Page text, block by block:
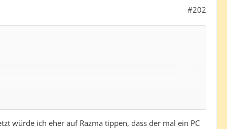
#202
würde ich eher auf Razma tippen, dass der mal ein PC